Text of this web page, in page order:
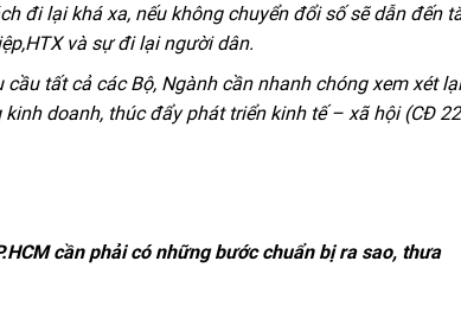
đi lại khá xa, nếu không chuyển đổi số sẽ dẫn đến
và sự đi lại người dân.
cầu tất cả các Bộ, Ngành cần nhanh chóng xem xét
kinh doanh, thúc đẩy phát triển kinh tế – xã hội (CĐ 22
cần phải có những bước chuẩn bị ra sao, thưa